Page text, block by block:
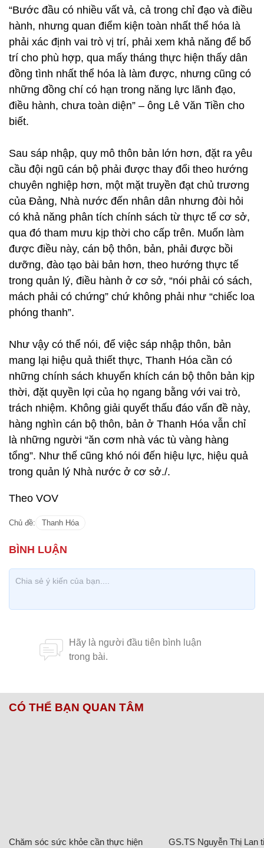
“Bước đầu có nhiều vất vả, cả trong chỉ đạo và điều
hành, nhưng quan điểm kiện toàn nhất thể hóa là
phải xác định vai trò vị trí, phải xem khả năng để bố
trí cho phù hợp, qua mấy tháng thực hiện thấy dân
đồng tình nhất thể hóa là làm được, nhưng cũng có
những đồng chí có hạn trong năng lực lãnh đạo,
điều hành, chưa toàn diện” – ông Lê Văn Tiền cho
biết.
Sau sáp nhập, quy mô thôn bản lớn hơn, đặt ra yêu
cầu đội ngũ cán bộ phải được thay đổi theo hướng
chuyên nghiệp hơn, một mặt truyền đạt chủ trương
của Đảng, Nhà nước đến nhân dân nhưng đòi hỏi
có khả năng phân tích chính sách từ thực tế cơ sở,
qua đó tham mưu kịp thời cho cấp trên. Muốn làm
được điều này, cán bộ thôn, bản, phải được bồi
dưỡng, đào tạo bài bản hơn, theo hướng thực tế
trong quản lý, điều hành ở cơ sở, “nói phải có sách,
mách phải có chứng” chứ không phải như “chiếc loa
phóng thanh”.
Như vậy có thể nói, để việc sáp nhập thôn, bản
mang lại hiệu quả thiết thực, Thanh Hóa cần có
những chính sách khuyến khích cán bộ thôn bản kịp
thời, đặt quyền lợi của họ ngang bằng với vai trò,
trách nhiệm. Không giải quyết thấu đáo vấn đề này,
hàng nghìn cán bộ thôn, bản ở Thanh Hóa vẫn chỉ
là những người “ăn cơm nhà vác tù vàng hàng
tổng”. Như thế cũng khó nói đến hiệu lực, hiệu quả
trong quản lý Nhà nước ở cơ sở./.
Theo VOV
Chủ đề: Thanh Hóa
CÓ THỂ BẠN QUAN TÂM
Chăm sóc sức khỏe cần thực hiện
GS.TS Nguyễn Thị Lan